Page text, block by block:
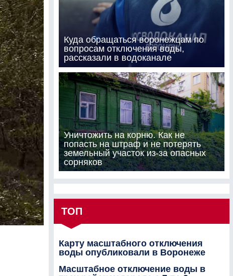
Куда обращаться воронежцам по
вопросам отключения воды,
рассказали в водоканале
Уничтожить на корню. Как не
попасть на штраф и не потерять
земельный участок из-за опасных
сорняков
ТОП
Карту масштабного отключения
воды опубликовали в Воронеже
Масштабное отключение воды в